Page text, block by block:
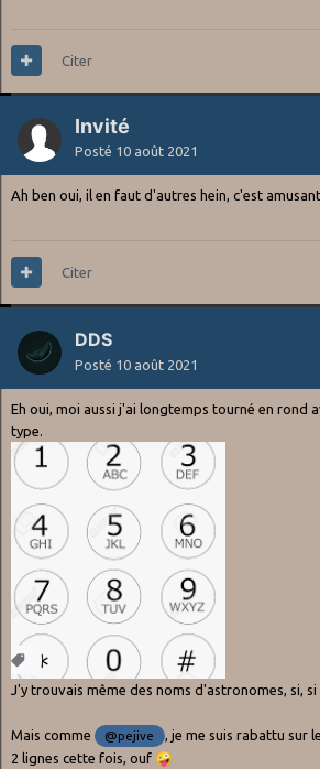
Citer
Invité
Posté 10 août 2021
Ah ben oui, il en faut d'autres hein, c'est
Citer
DDS
Posté 10 août 2021
Eh oui, moi aussi j'ai longtemps tourné en rond
type.
J'y trouvais même des noms d'astronomes, si, si
Mais comme @pejive
, je me suis rabattu sur
2 lignes cette fois, ouf 🤪